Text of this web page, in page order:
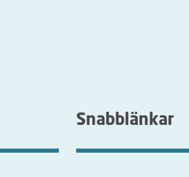
Snabblänkar